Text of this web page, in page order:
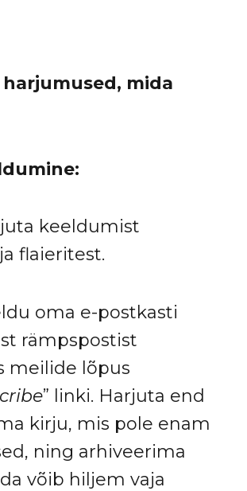
mida
keeldumist
flaieritest.
oma e-postkasti
rämpspostist
meilide lõpus
” linki. Harjuta end
kirju, mis pole enam
ning arhiveerima
võib hiljem vaja